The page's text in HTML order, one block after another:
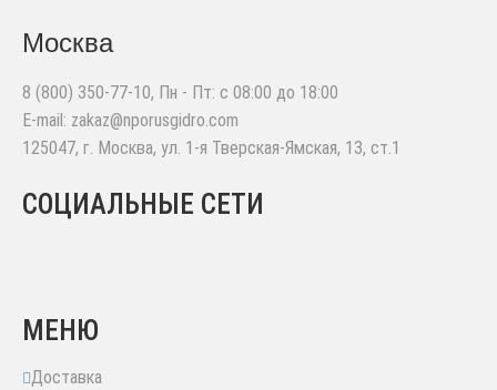
Москва
8 (800) 350-77-10, Пн - Пт: с 08:00 до 18:00
E-mail: zakaz@nporusgidro.com
125047, г. Москва, ул. 1-я Тверская-Ямская, 13, ст.1
СОЦИАЛЬНЫЕ СЕТИ
МЕНЮ
Доставка